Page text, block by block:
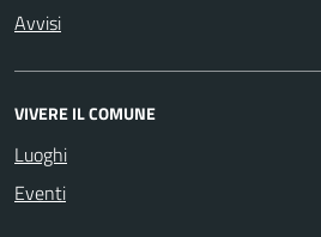
Avvisi
VIVERE IL COMUNE
Luoghi
Eventi